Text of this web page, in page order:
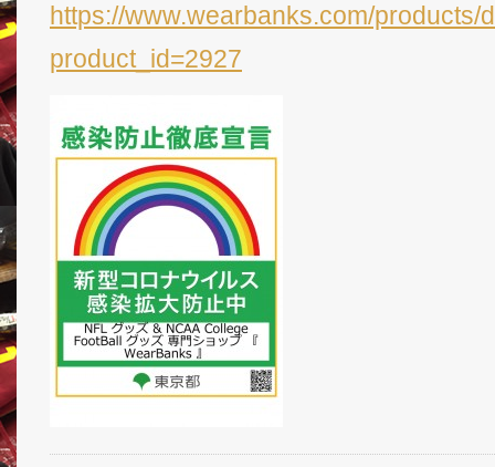
https://www.wearbanks.com/products/
product_id=2927